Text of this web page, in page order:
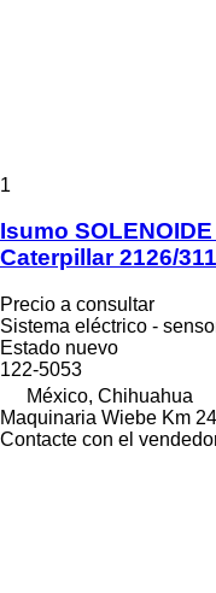
1
Isumo
Caterpillar 2126/
Precio a consultar
Sistema eléctrico -
Estado nuevo
122-5053
México, Chihuahua
Maquinaria Wiebe Km
Contacte con el